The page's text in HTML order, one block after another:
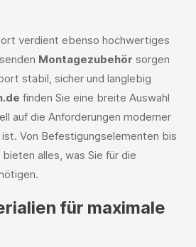
verdient ebenso hochwertiges
Montagezubehör sorgen
stabil, sicher und langlebig
finden Sie eine breite Auswahl
auf die Anforderungen moderner
Von Befestigungselementen bis
alles, was Sie für die
für maximale